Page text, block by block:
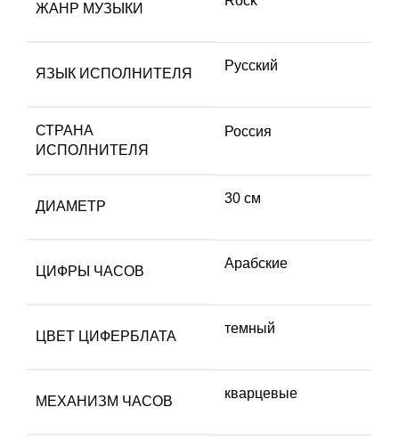
ЖАНР МУЗЫКИ
ЯЗЫК ИСПОЛНИТЕЛЯ
Русский
СТРАНА
ИСПОЛНИТЕЛЯ
Россия
ДИАМЕТР
30 см
ЦИФРЫ ЧАСОВ
Арабские
ЦВЕТ ЦИФЕРБЛАТА
темный
МЕХАНИЗМ ЧАСОВ
кварцевые